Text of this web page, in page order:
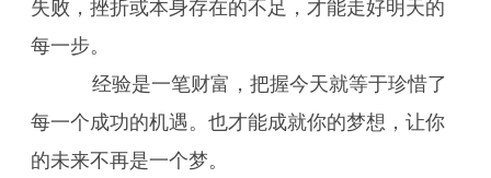
失败，挫折或本身存在的不足，才能走好明天的
每一步。
经验是一笔财富，把握今天就等于珍惜了
每一个成功的机遇。也才能成就你的梦想，让你
的未来不再是一个梦。